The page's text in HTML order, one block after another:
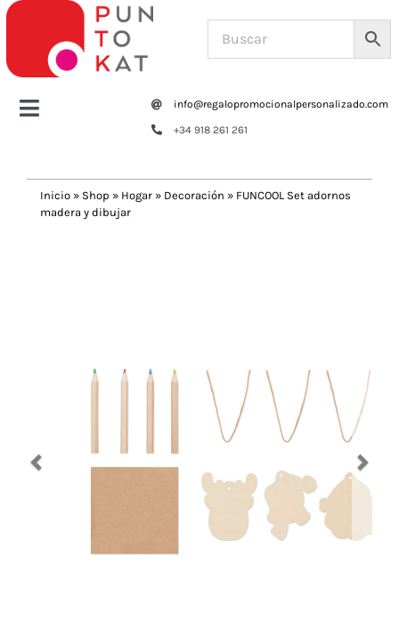
Saltar
contenido
Toggle
Tazas y botellas
Navidad 🎄 Invierno
info@regalopromocionalpersonalizado.com
+34 918 261 261
Inicio » Shop » Hogar » Decoración » FUNCOOL Set adornos
madera y dibujar